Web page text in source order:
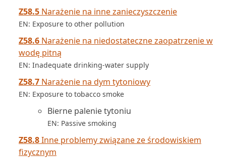
Z58.5 Narażenie na inne zanieczyszczenie
EN: Exposure to other pollution
Z58.6 Narażenie na niedostateczne zaopatrzenie w
wodę pitną
EN: Inadequate drinking-water supply
Z58.7 Narażenie na dym tytoniowy
EN: Exposure to tobacco smoke
Bierne palenie tytoniu
EN: Passive smoking
Z58.8Inne problemy związane ze środowiskiem
fizycznym